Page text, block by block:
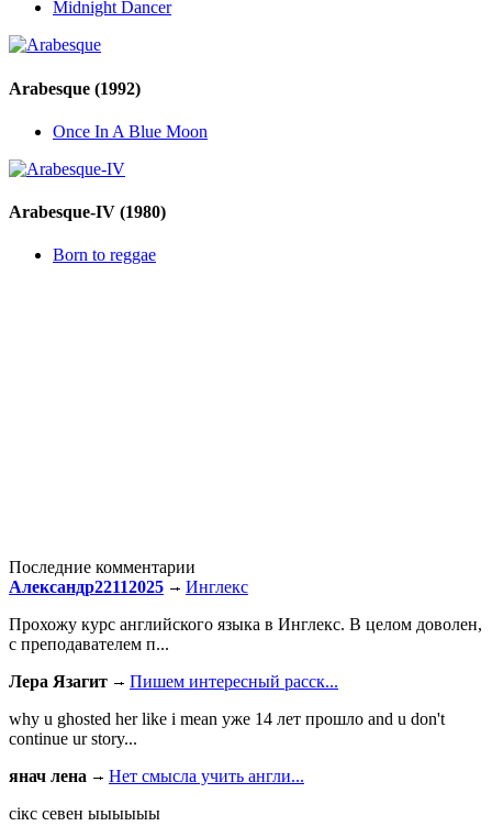
Midnight Dancer
Arabesque (1992)
Once In A Blue Moon
Arabesque-IV (1980)
Born to reggae
Последние комментарии
Александр22112025
Инглекс
Прохожу курс английского языка в Инглекс. В целом доволен,
с преподавателем п...
Лера Язагит
Пишем интересный расск...
why u ghosted her like i mean уже 14 лет прошло and u don't
continue ur story...
янач лена
Нет смысла учить англи...
сiкс севен ыыыыыы